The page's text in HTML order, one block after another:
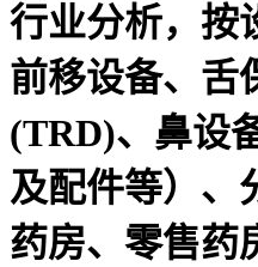
行业分析，按
前移设备、舌
(TRD)、鼻设
及配件等）、
药房、零售药